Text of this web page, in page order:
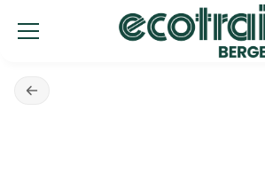
Panel for informasjonskapsler